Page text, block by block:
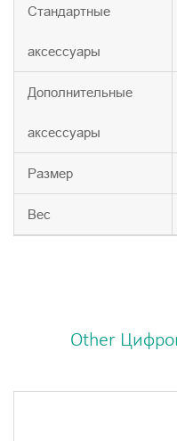
Стандартные
аксессуары
Дополнительные
аксессуары
Размер
Вес
Other